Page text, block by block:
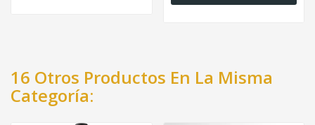
16 Otros Productos En La Misma
Categoría: